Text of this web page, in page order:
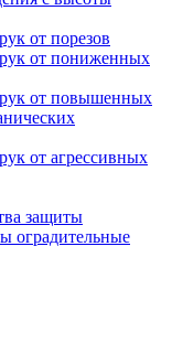
от порезов
от пониженных
от повышенных
от агрессивных
защиты
оградительные